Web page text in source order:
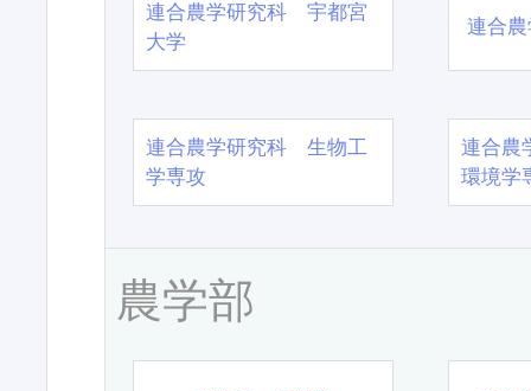
連合農学研究科 宇都宮
大学
連合
連合農学研究科 生物工
学専攻
連合農
環境学
農学部